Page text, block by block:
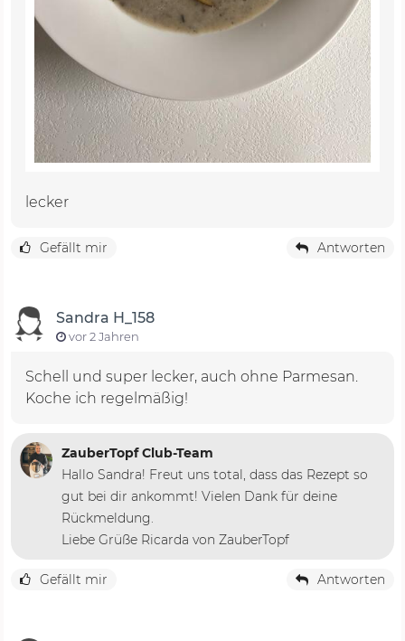
lecker
Gefällt mir Antworten
Sandra H_158
vor 2 Jahren
Schell und super lecker, auch ohne Parmesan.
Koche ich regelmäßig!
ZauberTopf Club-Team
Hallo Sandra! Freut uns total, dass das Rezept so
gut bei dir ankommt! Vielen Dank für deine
Rückmeldung.
Liebe Grüße Ricarda von ZauberTopf
Gefällt mir Antworten